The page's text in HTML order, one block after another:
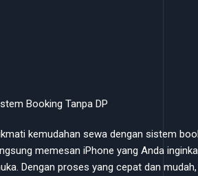
Booking Tanpa DP
kemudahan sewa dengan sistem
memesan iPhone yang Anda
Dengan proses yang cepat dan